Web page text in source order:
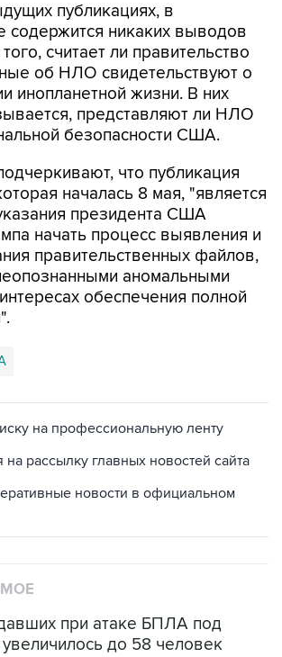
публикациях, в
содержится никаких выводов
считает ли правительство
об НЛО свидетельствуют о
инопланетной жизни. В них
представляют ли НЛО
безопасности США.
что публикация
началась 8 мая, "является
президента США
начать процесс выявления и
правительственных файлов,
аномальными
обеспечения полной
на профессиональную ленту
на рассылку главных новостей сайта
новости в официальном
при атаке БПЛА под
до 58 человек